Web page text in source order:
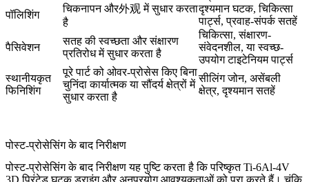
पॉलिशिंग
चिकनापन और外观 में सुधार करता
है
दृश्यमान घटक, चिकित्सा
पार्ट्स, प्रवाह-संपर्क सतहें
पैसिवेशन
सतह की स्वच्छता और संक्षारण
प्रतिरोध में सुधार करता है
चिकित्सा, संक्षारण-
संवेदनशील, या स्वच्छ-
उपयोग टाइटेनियम पार्ट्स
स्थानीयकृत
फिनिशिंग
पूरे पार्ट को ओवर-प्रोसेस किए बिना
चुनिंदा कार्यात्मक या सौंदर्य क्षेत्रों में
सुधार करता है
सीलिंग जोन, असेंबली
क्षेत्र, दृश्यमान सतहें
पोस्ट-प्रोसेसिंग के बाद निरीक्षण
पोस्ट-प्रोसेसिंग के बाद निरीक्षण यह पुष्टि करता है कि परिष्कृत Ti-6Al-4V
3D प्रिंटेड घटक ड्राइंग और अनुप्रयोग आवश्यकताओं को पूरा करते हैं। चूंकि